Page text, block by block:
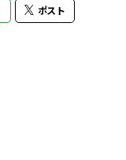
ポスト